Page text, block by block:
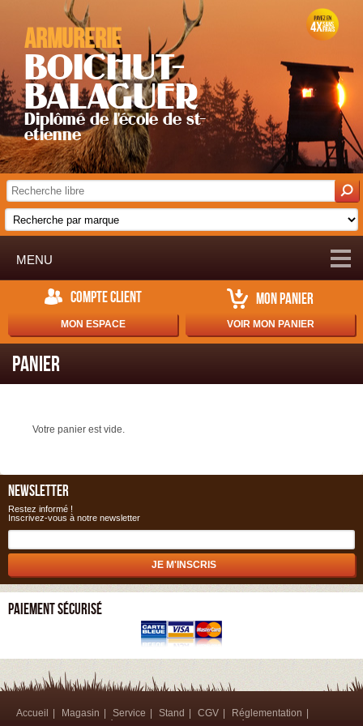
Armurerie
BOICHUT-
BALAGUER
Diplômé de l'école de st-
etienne
MENU
COMPTE CLIENT
MON ESPACE
MON PANIER
VOIR MON PANIER
Panier
Votre panier est vide.
NEWSLETTER
Restez informé !
Inscrivez-vous à notre newsletter
PAIEMENT SÉCURISÉ
Accueil Magasin Service Stand CGV
Réglementation